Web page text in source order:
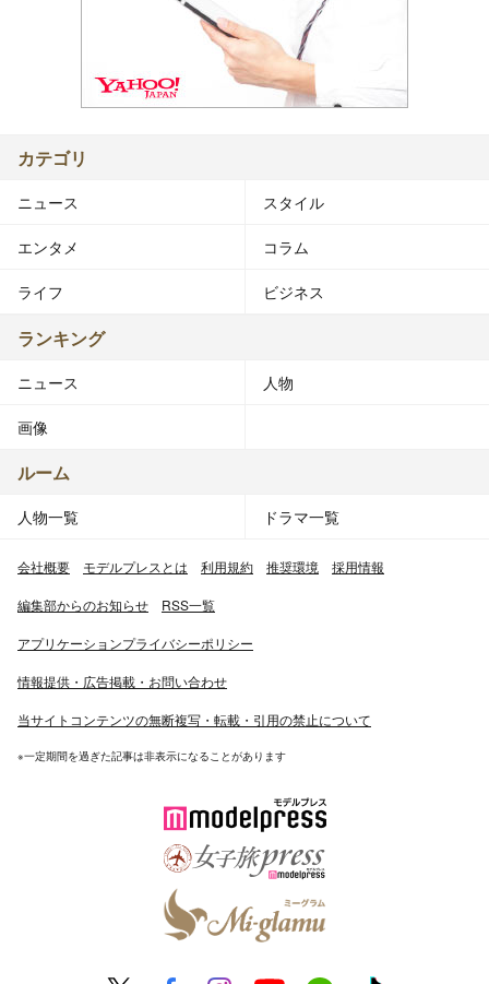
カテゴリ
ニュース スタイル
エンタメ コラム
ライフ ビジネス
ランキング
ニュース 人物
画像
ルーム
人物一覧 ドラマ一覧
会社概要 モデルプレスとは 利用規約 推奨環境 採用情報
編集部からのお知らせ RSS一覧
アプリケーションプライバシーポリシー
情報提供・広告掲載・お問い合わせ
当サイトコンテンツの無断複写・転載・引用の禁止について
※一定期間を過ぎた記事は非表示になることがあります